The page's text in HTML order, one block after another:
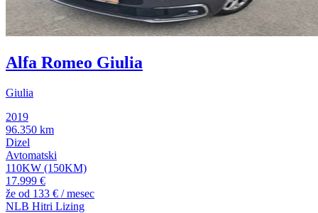
Alfa Romeo Giulia
Giulia
2019
96.350 km
Dizel
Avtomatski
110KW (150KM)
17.999 €
že od 133 € / mesec
NLB Hitri Lizing